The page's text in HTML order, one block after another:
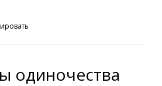
одиночества